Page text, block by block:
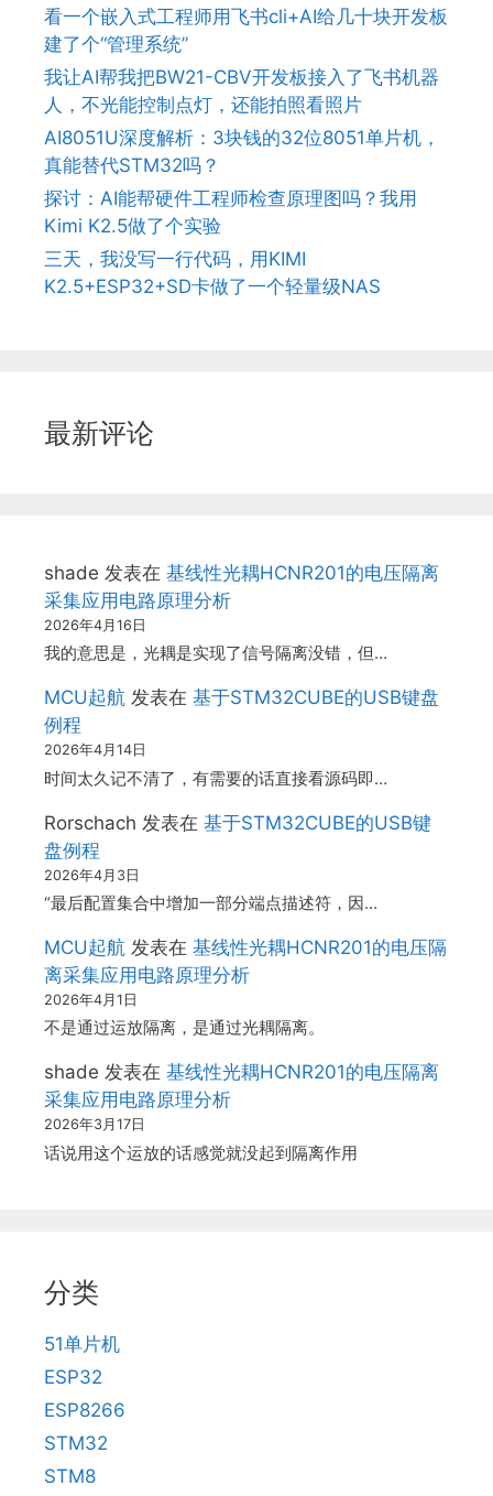
看一个嵌入式工程师用飞书cli+AI给几十块开发板
建了个“管理系统”
我让AI帮我把BW21-CBV开发板接入了飞书机器
人，不光能控制点灯，还能拍照看照片
AI8051U深度解析：3块钱的32位8051单片机，
真能替代STM32吗？
探讨：AI能帮硬件工程师检查原理图吗？我用
Kimi K2.5做了个实验
三天，我没写一行代码，用KIMI
K2.5+ESP32+SD卡做了一个轻量级NAS
最新评论
shade 发表在 基线性光耦HCNR201的电压隔离
采集应用电路原理分析
2026年4月16日
我的意思是，光耦是实现了信号隔离没错，但…
MCU起航 发表在 基于STM32CUBE的USB键盘
例程
2026年4月14日
时间太久记不清了，有需要的话直接看源码即…
Rorschach 发表在 基于STM32CUBE的USB键
盘例程
2026年4月3日
“最后配置集合中增加一部分端点描述符，因…
MCU起航 发表在 基线性光耦HCNR201的电压隔
离采集应用电路原理分析
2026年4月1日
不是通过运放隔离，是通过光耦隔离。
shade 发表在 基线性光耦HCNR201的电压隔离
采集应用电路原理分析
2026年3月17日
话说用这个运放的话感觉就没起到隔离作用
分类
51单片机
ESP32
ESP8266
STM32
STM8